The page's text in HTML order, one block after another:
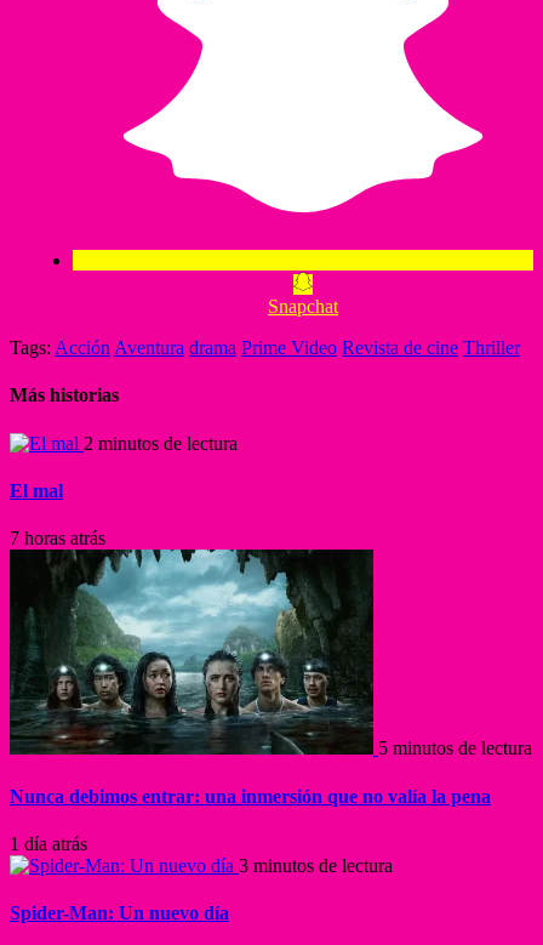
Snapchat
Tags: Acción Aventura drama Prime Video Revista de cine Thriller
Más historias
2 minutos de lectura
El mal
7 horas atrás
5 minutos de lectura
Nunca debimos entrar: una inmersión que no valía la pena
1 día atrás
3 minutos de lectura
Spider-Man: Un nuevo día